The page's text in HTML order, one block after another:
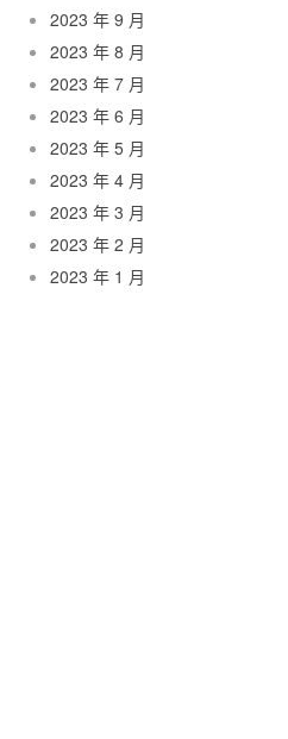
2023 年 9 月
2023 年 8 月
2023 年 7 月
2023 年 6 月
2023 年 5 月
2023 年 4 月
2023 年 3 月
2023 年 2 月
2023 年 1 月